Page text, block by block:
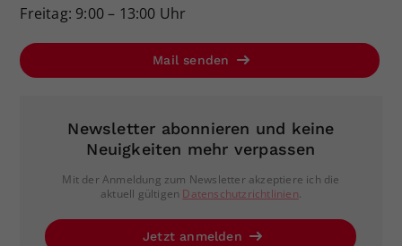
Freitag: 9:00 – 13:00 Uhr
Mail senden
Newsletter abonnieren und keine
Neuigkeiten mehr verpassen
Mit der Anmeldung zum Newsletter akzeptiere ich die
aktuell gültigen Datenschutzrichtlinien.
Jetzt anmelden